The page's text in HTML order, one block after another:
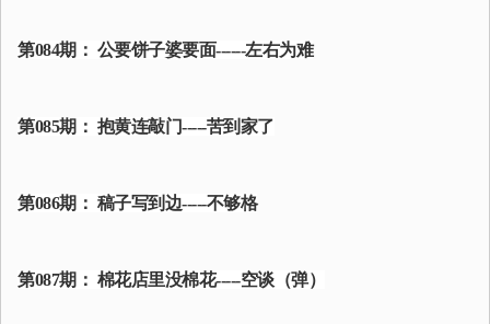
第084期： 公要饼子婆要面------左右为难
第085期： 抱黄连敲门-----苦到家了
第086期： 稿子写到边-----不够格
第087期： 棉花店里没棉花-----空谈（弹）